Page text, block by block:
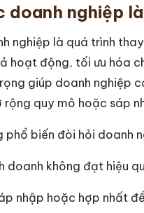
doanh nghiệp
nghiệp là quá trình
hoạt động, tối ưu hóa
giúp doanh nghiệp
rộng quy mô hoặc sáp
phổ biến đòi hỏi doanh
doanh không đạt hiệu
nhập hoặc hợp nhất